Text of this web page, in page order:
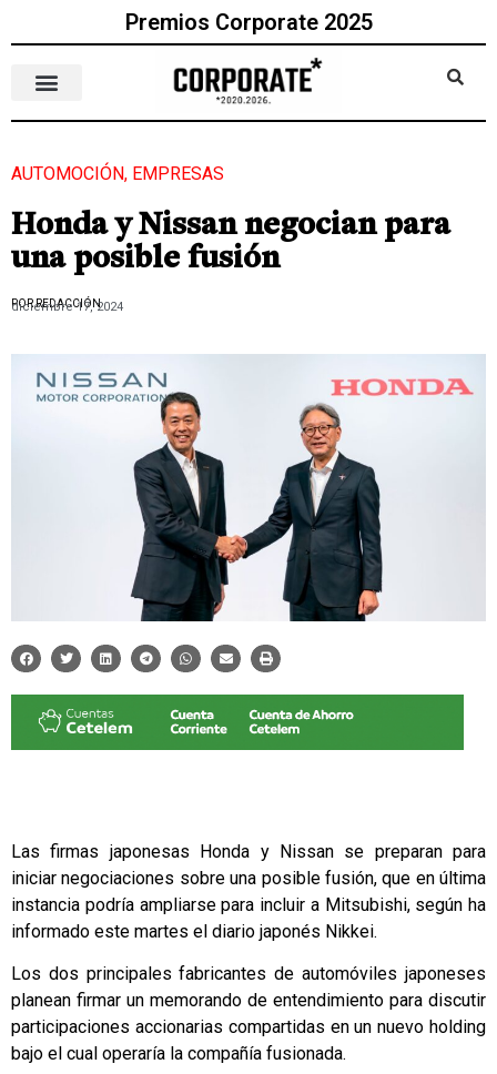
Premios Corporate 2025
AUTOMOCIÓN, EMPRESAS
Honda y Nissan negocian para
una posible fusión
POR REDACCIÓN
diciembre 17, 2024
Las firmas japonesas Honda y Nissan se preparan para
iniciar negociaciones sobre una posible fusión, que en última
instancia podría ampliarse para incluir a Mitsubishi, según ha
informado este martes el diario japonés Nikkei.
Los dos principales fabricantes de automóviles japoneses
planean firmar un memorando de entendimiento para discutir
participaciones accionarias compartidas en un nuevo holding
bajo el cual operaría la compañía fusionada.